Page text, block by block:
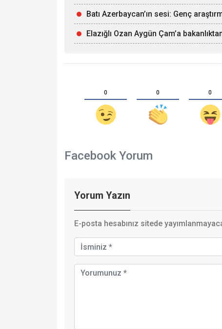
Batı Azerbaycan’ın sesi: Genç
Elazığlı Ozan Aygün Çam’a
0 0 0
Facebook Yorum
Yorum Yazın
E-posta hesabınız sitede